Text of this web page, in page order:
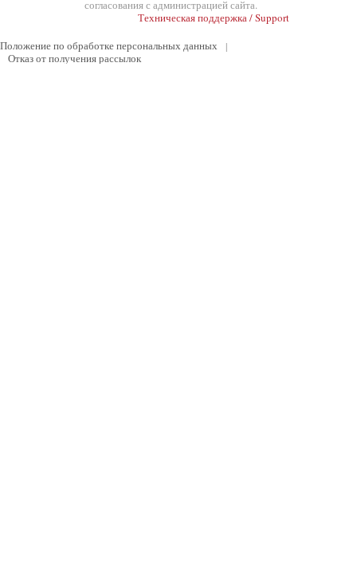
согласования с администрацией сайта.
Техническая поддержка / Support
Положение по обработке персональных данных
|
Отказ от получения рассылок